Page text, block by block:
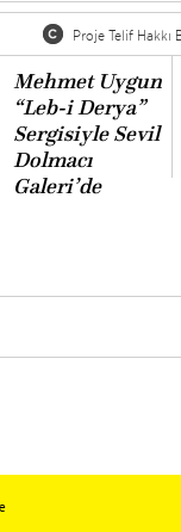
Proje Telif Hakkı
Mehmet Uygun
“Leb-i Derya”
Sergisiyle Sevil
Dolmacı
Galeri’de